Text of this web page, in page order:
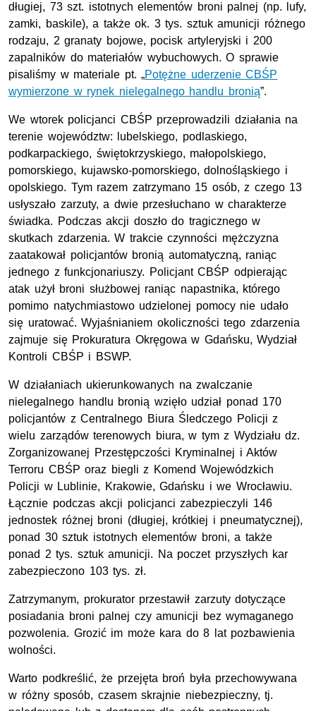
długiej, 73 szt. istotnych elementów broni palnej (np. lufy,
zamki, baskile), a także ok. 3 tys. sztuk amunicji różnego
rodzaju, 2 granaty bojowe, pocisk artyleryjski i 200
zapalników do materiałów wybuchowych. O sprawie
pisaliśmy w materiale pt. „Potężne uderzenie CBŚP
wymierzone w rynek nielegalnego handlu bronią”.
We wtorek policjanci CBŚP przeprowadzili działania na
terenie województw: lubelskiego, podlaskiego,
podkarpackiego, świętokrzyskiego, małopolskiego,
pomorskiego, kujawsko-pomorskiego, dolnośląskiego i
opolskiego. Tym razem zatrzymano 15 osób, z czego 13
usłyszało zarzuty, a dwie przesłuchano w charakterze
świadka. Podczas akcji doszło do tragicznego w
skutkach zdarzenia. W trakcie czynności mężczyzna
zaatakował policjantów bronią automatyczną, raniąc
jednego z funkcjonariuszy. Policjant CBŚP odpierając
atak użył broni służbowej raniąc napastnika, którego
pomimo natychmiastowo udzielonej pomocy nie udało
się uratować. Wyjaśnianiem okoliczności tego zdarzenia
zajmuje się Prokuratura Okręgowa w Gdańsku, Wydział
Kontroli CBŚP i BSWP.
W działaniach ukierunkowanych na zwalczanie
nielegalnego handlu bronią wzięło udział ponad 170
policjantów z Centralnego Biura Śledczego Policji z
wielu zarządów terenowych biura, w tym z Wydziału dz.
Zorganizowanej Przestępczości Kryminalnej i Aktów
Terroru CBŚP oraz biegli z Komend Wojewódzkich
Policji w Lublinie, Krakowie, Gdańsku i we Wrocławiu.
Łącznie podczas akcji policjanci zabezpieczyli 146
jednostek różnej broni (długiej, krótkiej i pneumatycznej),
ponad 30 sztuk istotnych elementów broni, a także
ponad 2 tys. sztuk amunicji. Na poczet przyszłych kar
zabezpieczono 103 tys. zł.
Zatrzymanym, prokurator przestawił zarzuty dotyczące
posiadania broni palnej czy amunicji bez wymaganego
pozwolenia. Grozić im może kara do 8 lat pozbawienia
wolności.
Warto podkreślić, że przejęta broń była przechowywana
w różny sposób, czasem skrajnie niebezpieczny, tj.